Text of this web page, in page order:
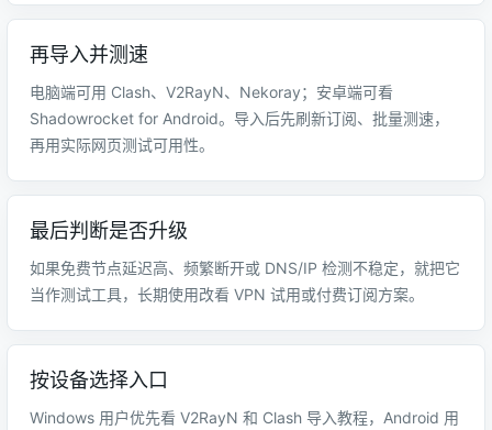
再导入并测速
电脑端可用 Clash、V2RayN、Nekoray；安卓端可看
Shadowrocket for Android。导入后先刷新订阅、批量测速，
再用实际网页测试可用性。
最后判断是否升级
如果免费节点延迟高、频繁断开或 DNS/IP 检测不稳定，就把它
当作测试工具，长期使用改看 VPN 试用或付费订阅方案。
按设备选择入口
Windows 用户优先看 V2RayN 和 Clash 导入教程，Android 用